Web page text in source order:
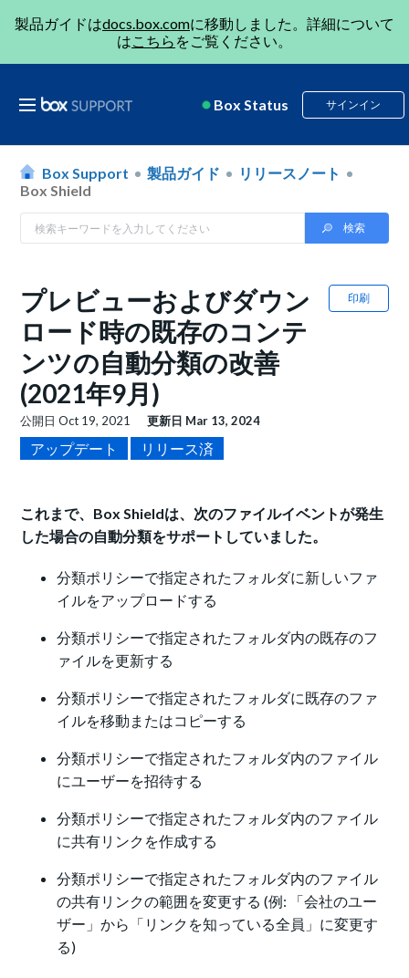
製品ガイドはdocs.box.comに移動しました。詳細について
はこちら をご覧ください。
Box Status サインイン
Box Support 製品ガイド
リリースノート
Box Shield
印刷
プレビューおよびダウン
ロード時の既存のコンテ
ンツの自動分類の改善
(2021年9月)
公開日Oct 19, 2021 更新日 Mar 13, 2024
アップデート リリース済
これまで、Box Shieldは、次のファイルイベントが発生
した場合の自動分類をサポートしていました。
分類ポリシーで指定されたフォルダに新しいファ
イルをアップロードする
分類ポリシーで指定されたフォルダ内の既存のフ
ァイルを更新する
分類ポリシーで指定されたフォルダに既存のファ
イルを移動またはコピーする
分類ポリシーで指定されたフォルダ内のファイル
にユーザーを招待する
分類ポリシーで指定されたフォルダ内のファイル
に共有リンクを作成する
分類ポリシーで指定されたフォルダ内のファイル
の共有リンクの範囲を変更する (例: 「会社のユー
ザー」から「リンクを知っている全員」に変更す
る)